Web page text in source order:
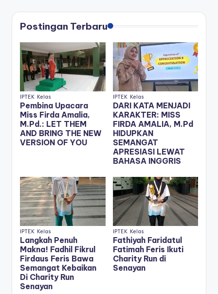
pagination
Postingan Terbaru
IPTEK Kelas
Pembina Upacara
Miss Firda Amalia,
M.Pd.: LET THEM
AND BRING THE NEW
VERSION OF YOU
IPTEK Kelas
DARI KATA MENJADI
KARAKTER: MISS
FIRDA AMALIA, M.Pd
HIDUPKAN
SEMANGAT
APRESIASI LEWAT
BAHASA INGGRIS
IPTEK Kelas
Langkah Penuh
Makna! Fadhil Fikrul
Firdaus Feris Bawa
Semangat Kebaikan
Di Charity Run
Senayan
IPTEK Kelas
Fathiyah Faridatul
Fatimah Feris Ikuti
Charity Run di
Senayan